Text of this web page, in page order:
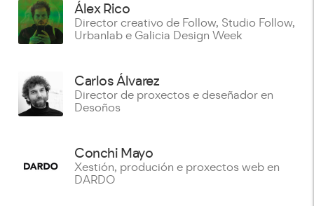
Álex Rico
Director creativo de Follow, Studio Follow,
Urbanlab e Galicia Design Week
Carlos Álvarez
Director de proxectos e deseñador en
Desoños
Conchi Mayo
Xestión, produción e proxectos web en
DARDO